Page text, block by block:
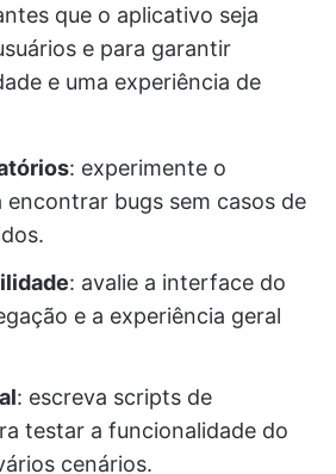
que o aplicativo seja
e para garantir
e uma experiência de
: experimente o
encontrar bugs sem casos de
: avalie a interface do
e a experiência geral
: escreva scripts de
testar a funcionalidade do
cenários.